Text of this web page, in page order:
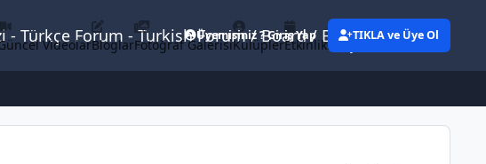
- Türkçe Forum - Turkish Forum / Board / Blog
VideolarBloglarFotoğraf GalerisiKulüplerEtkinliklerEylemler
Üyemisiniz ? Giriş Yap TIKLA ve Üye Ol